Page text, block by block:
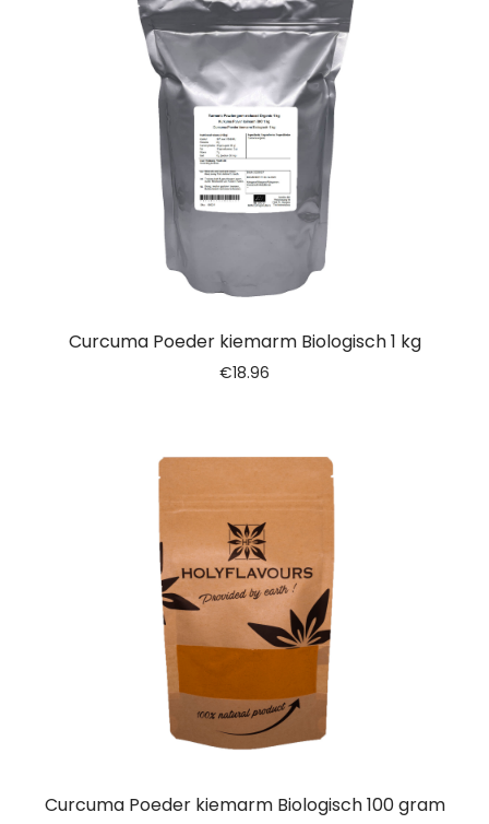
Curcuma Poeder kiemarm Biologisch 1 kg
€18.96
Curcuma Poeder kiemarm Biologisch 100 gram